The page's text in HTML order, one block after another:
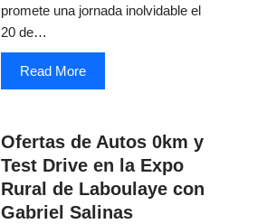
promete una jornada inolvidable el
20 de…
Read More
Ofertas de Autos 0km y
Test Drive en la Expo
Rural de Laboulaye con
Gabriel Salinas